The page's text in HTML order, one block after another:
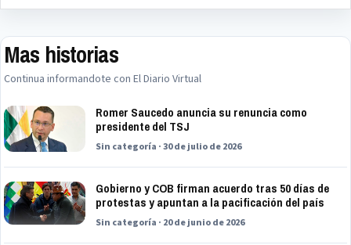
Mas historias
Continua informandote con El Diario Virtual
Romer Saucedo anuncia su renuncia como
presidente del TSJ
Sin categoría · 30 de julio de 2026
Gobierno y COB firman acuerdo tras 50 días de
protestas y apuntan a la pacificación del país
Sin categoría · 20 de junio de 2026